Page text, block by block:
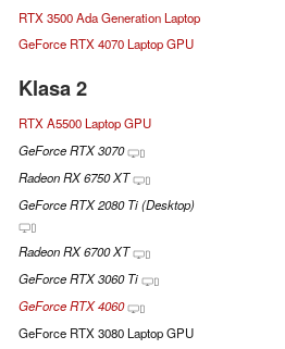
RTX 3500 Ada Generation Laptop
GeForce RTX 4070 Laptop GPU
Klasa 2
RTX A5500 Laptop GPU
GeForce RTX 3070
Radeon RX 6750 XT
GeForce RTX 2080 Ti (Desktop)
Radeon RX 6700 XT
GeForce RTX 3060 Ti
GeForce RTX 4060
GeForce RTX 3080 Laptop GPU